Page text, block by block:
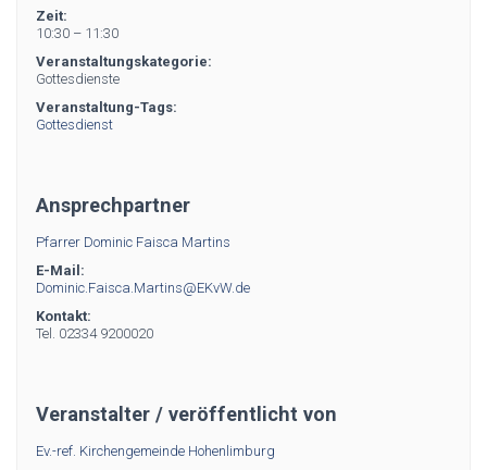
Zeit:
10:30 – 11:30
Veranstaltungskategorie:
Gottesdienste
Veranstaltung-Tags:
Gottesdienst
Ansprechpartner
Pfarrer Dominic Faisca Martins
E-Mail:
Dominic.Faisca.Martins@EKvW.de
Kontakt:
Tel. 02334 9200020
Veranstalter / veröffentlicht von
Ev.-ref. Kirchengemeinde Hohenlimburg